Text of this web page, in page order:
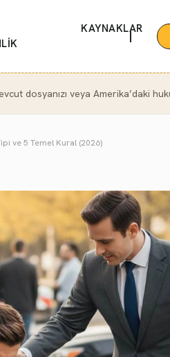
KAYNAKLAR
|
dosyanızı veya Amerika’daki
ve 5 Temel Kural (2026)